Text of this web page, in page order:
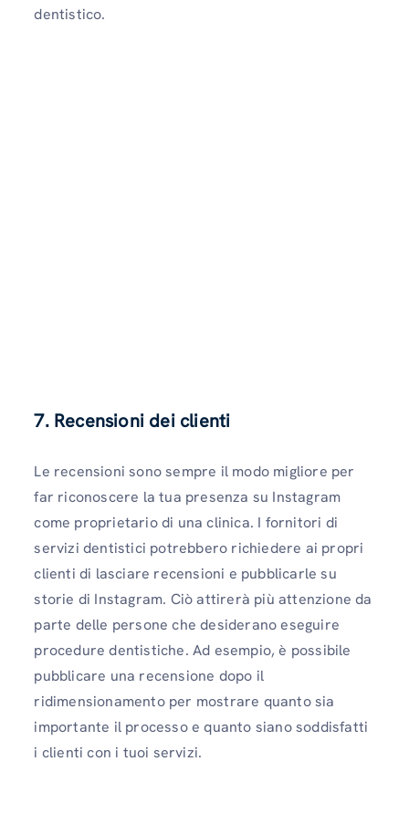
dentistico.
7. Recensioni dei clienti
Le recensioni sono sempre il modo migliore per
far riconoscere la tua presenza su Instagram
come proprietario di una clinica. I fornitori di
servizi dentistici potrebbero richiedere ai propri
clienti di lasciare recensioni e pubblicarle su
storie di Instagram. Ciò attirerà più attenzione da
parte delle persone che desiderano eseguire
procedure dentistiche. Ad esempio, è possibile
pubblicare una recensione dopo il
ridimensionamento per mostrare quanto sia
importante il processo e quanto siano soddisfatti
i clienti con i tuoi servizi.